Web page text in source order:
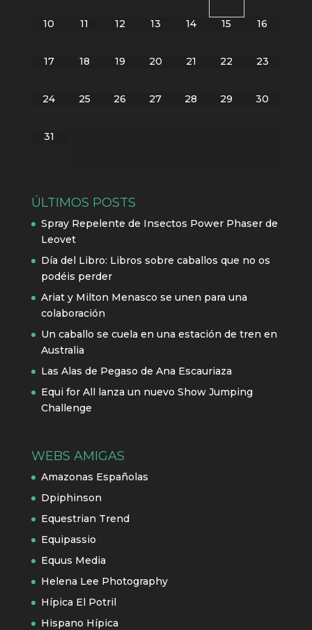
10 11 12 13 14 15 16
17 18 19 20 21 22 23
24 25 26 27 28 29 30
31
ÚLTIMOS POSTS
Spray Repelente de Insectos Power Phaser de
Leovet
Día del Libro: Libros sobre caballos que no os
podéis perder
Ariat y Milton Menasco se unen para una
colaboración
Un caballo se cuela en una estación de tren en
Australia
Las Alas de Pegaso de Ana Escauriaza
Equi for All lanza un nuevo Show Jumping
Challenge
WEBS AMIGAS
Amazonas Españolas
Dpiphinson
Equestrian Trend
Equipassio
Equus Media
Helena Lee Photography
Hípica El Potril
Hispano Hípica